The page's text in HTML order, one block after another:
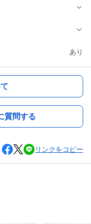
あり
質問する
リンクをコピー